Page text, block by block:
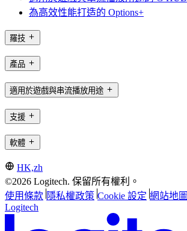
為高效性能打造的 Options+
羅技
產品
適用於遊戲與串流播放用途
支援
軟體
HK,zh
©2026 Logitech. 保留所有權利。
使用條款 隱私權政策 Cookie 設定 網站地圖
Logitech